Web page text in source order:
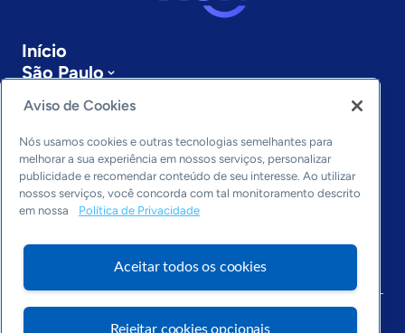
Início
São Paulo
Sobre a ASN
Últimas notícias
Entre em contato
Editorias
Economia & Política
Inovação & Tecnologia
Cultura empreendedora
Arquivo
Aviso de Cookies
Nós usamos cookies e outras tecnologias semelhantes para
melhorar a sua experiência em nossos serviços, personalizar
publicidade e recomendar conteúdo de seu interesse. Ao utilizar
nossos serviços, você concorda com tal monitoramento descrito
em nossa
Política de Privacidade
Aceitar todos os cookies
Rejeitar cookies opcionais